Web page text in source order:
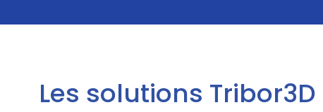
Les solutions Tribor3D